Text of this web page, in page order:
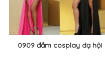
0909 đầm cosplay dạ hội